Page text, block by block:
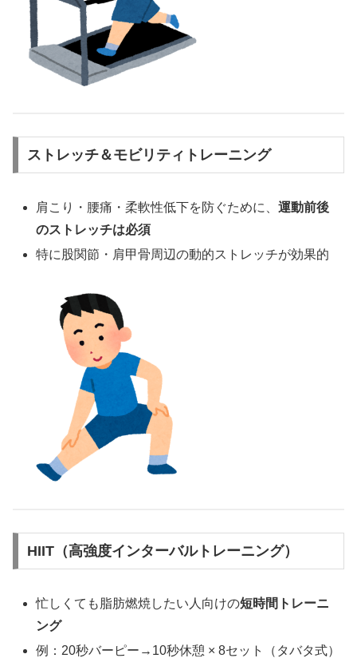
ストレッチ＆モビリティトレーニング
肩こり・腰痛・柔軟性低下を防ぐために、運動前後
のストレッチは必須
特に股関節・肩甲骨周辺の動的ストレッチが効果的
HIIT（高強度インターバルトレーニング）
忙しくても脂肪燃焼したい人向けの短時間トレーニ
ング
例：20秒バーピー→10秒休憩 × 8セット（タバタ式）